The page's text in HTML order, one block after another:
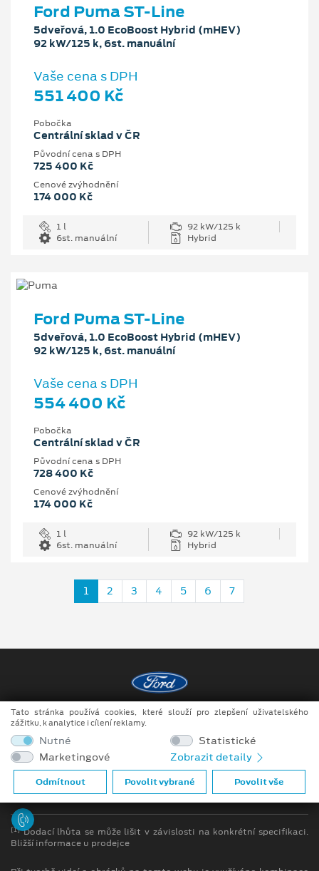
Ford Puma ST-Line
5dveřová, 1.0 EcoBoost Hybrid (mHEV)
92 kW/125 k, 6st. manuální
Vaše cena s DPH
551 400 Kč
Pobočka
Centrální sklad v ČR
Původní cena s DPH
725 400 Kč
Cenové zvýhodnění
174 000 Kč
1 l
92 kW/125 k
6st. manuální
Hybrid
Ford Puma ST-Line
5dveřová, 1.0 EcoBoost Hybrid (mHEV)
92 kW/125 k, 6st. manuální
Vaše cena s DPH
554 400 Kč
Pobočka
Centrální sklad v ČR
Původní cena s DPH
728 400 Kč
Cenové zvýhodnění
174 000 Kč
1 l
92 kW/125 k
6st. manuální
Hybrid
1 2 3 4 5 6 7
Copyright ©2026 Raeder & Falge s.r.o.
Obchodní podmínky
Prohlášení o zpracování údajů konečných zákazníků
[1]Dodací lhůta se může lišit v závislosti na konkrétní specifikaci.
Bližší informace u prodejce
Tato stránka používá cookies, které slouží pro zlepšení uživatelského
zážitku, k analytice i cílení reklamy.
Nutné
Statistické
Marketingové
Zobrazit detaily
Odmítnout Povolit vybrané Povolit vše